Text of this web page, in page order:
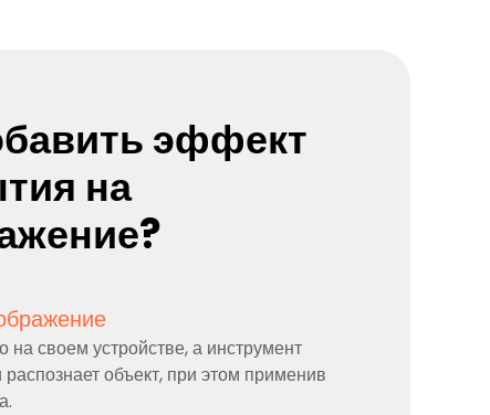
эффект
на
своем устройстве, а инструмент
распознает объект, при этом применив